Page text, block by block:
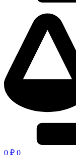
0 ₽ 0